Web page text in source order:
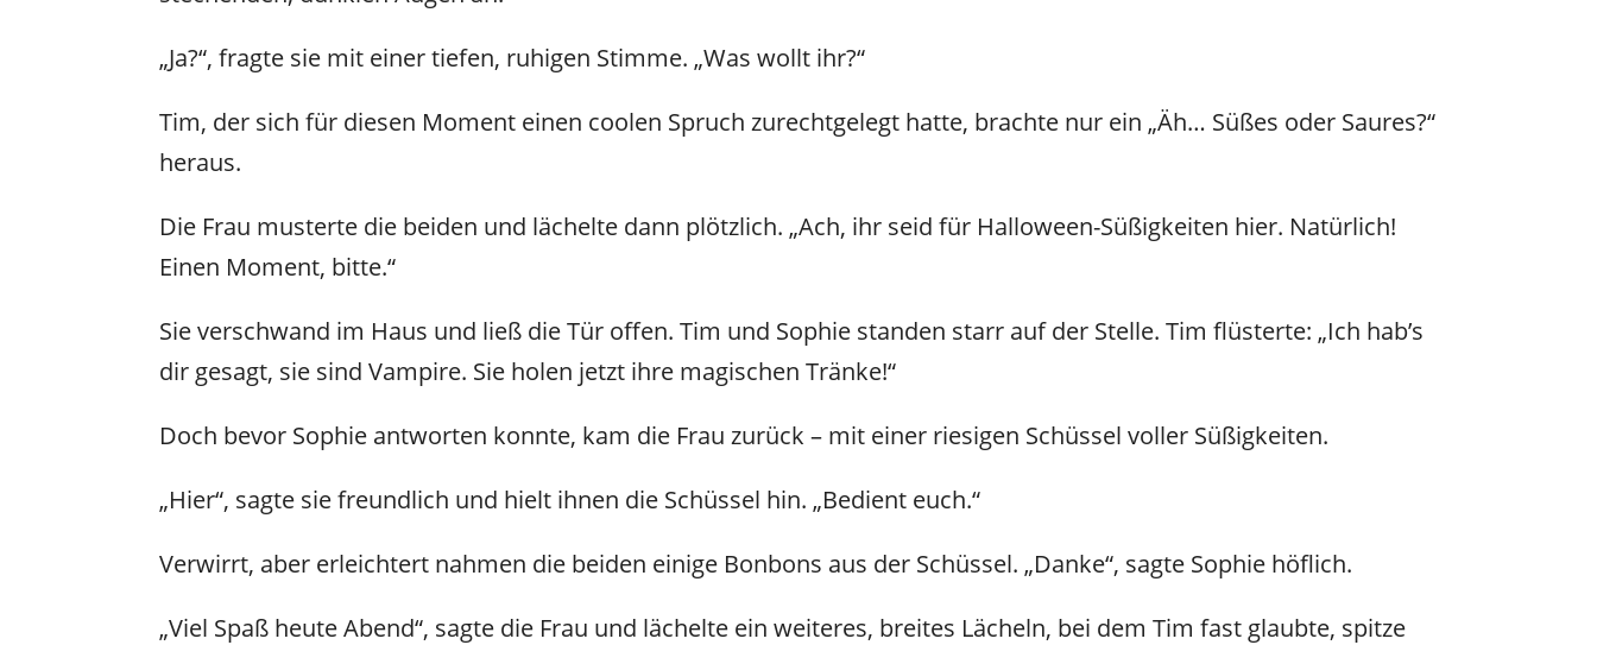
„Ja?“, fragte sie mit einer tiefen, ruhigen Stimme. „Was wollt ihr?“
Tim, der sich für diesen Moment einen coolen Spruch zurechtgelegt hatte, brachte nur ein „Äh… Süßes oder Saures?“
heraus.
Die Frau musterte die beiden und lächelte dann plötzlich. „Ach, ihr seid für Halloween-Süßigkeiten hier. Natürlich!
Einen Moment, bitte.“
Sie verschwand im Haus und ließ die Tür offen. Tim und Sophie standen starr auf der Stelle. Tim flüsterte: „Ich hab’s
dir gesagt, sie sind Vampire. Sie holen jetzt ihre magischen Tränke!“
Doch bevor Sophie antworten konnte, kam die Frau zurück – mit einer riesigen Schüssel voller Süßigkeiten.
„Hier“, sagte sie freundlich und hielt ihnen die Schüssel hin. „Bedient euch.“
Verwirrt, aber erleichtert nahmen die beiden einige Bonbons aus der Schüssel. „Danke“, sagte Sophie höflich.
„Viel Spaß heute Abend“, sagte die Frau und lächelte ein weiteres, breites Lächeln, bei dem Tim fast glaubte, spitze